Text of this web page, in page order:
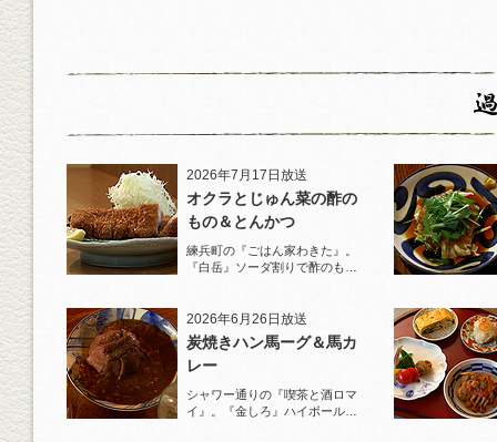
2026年7月17日放送
オクラとじゅん菜の酢の
もの＆とんかつ
練兵町の『ごはん家わきた』。
『白岳』ソーダ割りで酢のもの
2026年6月26日放送
炭焼きハン馬ーグ＆馬カ
レー
シャワー通りの『喫茶と酒ロマ
イ』。『金しろ』ハイボールで